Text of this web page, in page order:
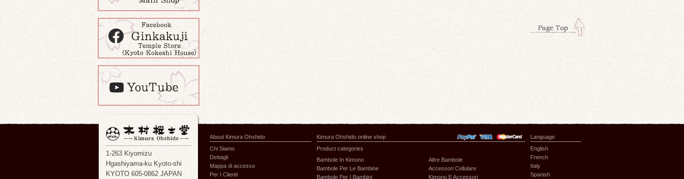
1-263 Kiyomizu
Hgashiyama-ku Kyoto-shi
KYOTO 605-0862 JAPAN
About Kimura Ohshido
Chi Siamo
Dettagli
Mappa di accesso
Per I Clienti
Kimura Ohshido online shop
Product categories
Bambole In Kimono
Bambole Per Le Bambine
Bambole Per I Bambini
Altre Bambole
Accessori Cellulare
Kimono E Accessori
Language
English
French
Italy
Spanish